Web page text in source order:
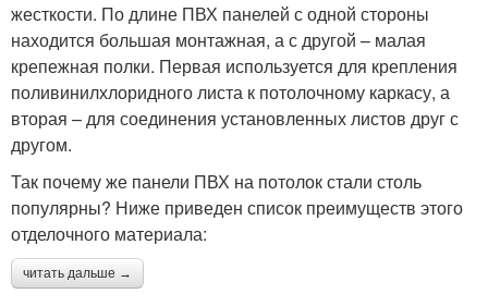
жесткости. По длине ПВХ панелей с одной стороны
находится большая монтажная, а с другой – малая
крепежная полки. Первая используется для крепления
поливинилхлоридного листа к потолочному каркасу, а
вторая – для соединения установленных листов друг с
другом.
Так почему же панели ПВХ на потолок стали столь
популярны? Ниже приведен список преимуществ этого
отделочного материала:
читать дальше →